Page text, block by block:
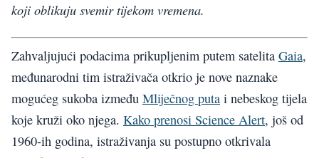
koji oblikuju svemir tijekom vremena.
Zahvaljujući podacima prikupljenim putem satelita Gaia,
međunarodni tim istraživača otkrio je nove naznake
mogućeg sukoba između Mliječnog puta i nebeskog tijela
koje kruži oko njega. Kako prenosi Science Alert, još od
1960-ih godina, istraživanja su postupno otkrivala